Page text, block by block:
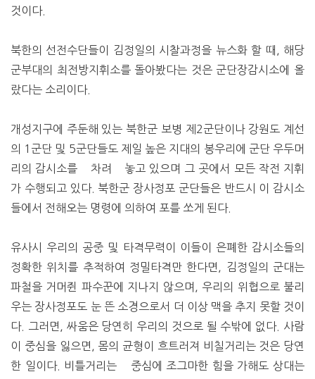
것이다.
북한의 선전수단들이 김정일의 시찰과정을 뉴스화 할 때, 해당
군부대의 최전방지휘소를 돌아봤다는 것은 군단장감시소에 올
랐다는 소리이다.
개성지구에 주둔해 있는 북한군 보병 제2군단이나 강원도 계선
의 1군단 및 5군단들도 제일 높은 지대의 봉우리에 군단 우두머
리의 감시소를 차려 놓고 있으며 그 곳에서 모든 작전 지휘
가 수행되고 있다. 북한군 장사정포 군단들은 반드시 이 감시소
들에서 전해오는 명령에 의하여 포를 쏘게 된다.
유사시 우리의 공중 및 타격무력이 이들이 은폐한 감시소들의
정확한 위치를 추적하여 정밀타격만 한다면, 김정일의 군대는
파철을 거머쥔 파수꾼에 지나지 않으며, 우리의 위협으로 불리
우는 장사정포도 눈 뜬 소경으로서 더 이상 맥을 추지 못할 것이
다. 그러면, 싸움은 당연히 우리의 것으로 될 수밖에 없다. 사람
이 중심을 잃으면, 몸의 균형이 흐트러져 비칠거리는 것은 당연
한 일이다. 비틀거리는 중심에 조그마한 힘을 가해도 상대는